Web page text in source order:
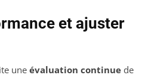
et ajuster
une évaluation continue de